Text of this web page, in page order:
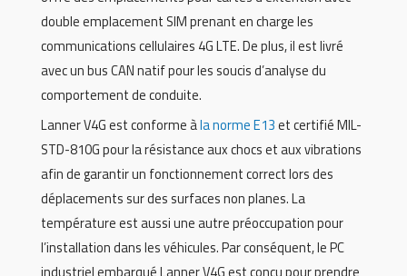
double emplacement SIM prenant en charge les
communications cellulaires 4G LTE. De plus, il est livré
avec un bus CAN natif pour les soucis d’analyse du
comportement de conduite.
Lanner V4G est conforme àla norme E13et certifié MIL-
STD-810G pour la résistance aux chocs et aux vibrations
afin de garantir un fonctionnement correct lors des
déplacements sur des surfaces non planes. La
température est aussi une autre préoccupation pour
l’installation dans les véhicules. Par conséquent, le PC
industriel embarqué Lanner V4G est conçu pour prendre